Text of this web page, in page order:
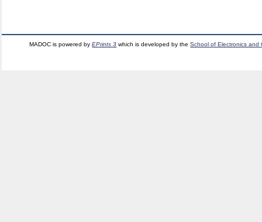
MADOC is powered byEPrints 3 which is developed by theSchool of Electronics and